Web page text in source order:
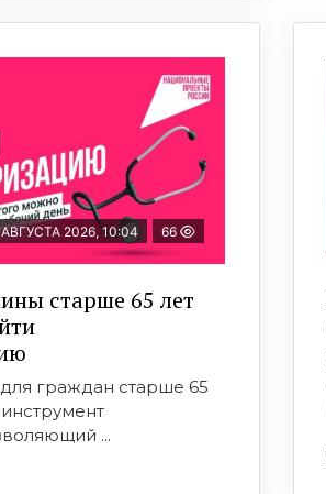
2026, 10:04 66
старше 65 лет
граждан старше 65
...